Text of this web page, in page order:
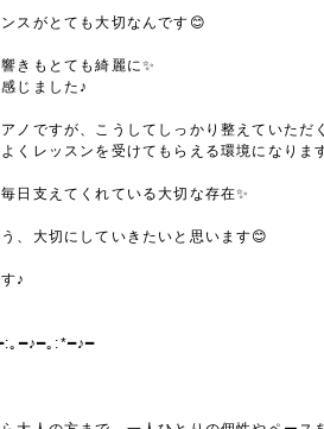
スがとても大切なんです😊
きもとても綺麗に✨
じました♪
ノですが、こうしてしっかり整えていただ
くレッスンを受けてもらえる環境になりま
日支えてくれている大切な存在✨
、大切にしていきたいと思います😊
♪
｡━♪━｡:*━♪━